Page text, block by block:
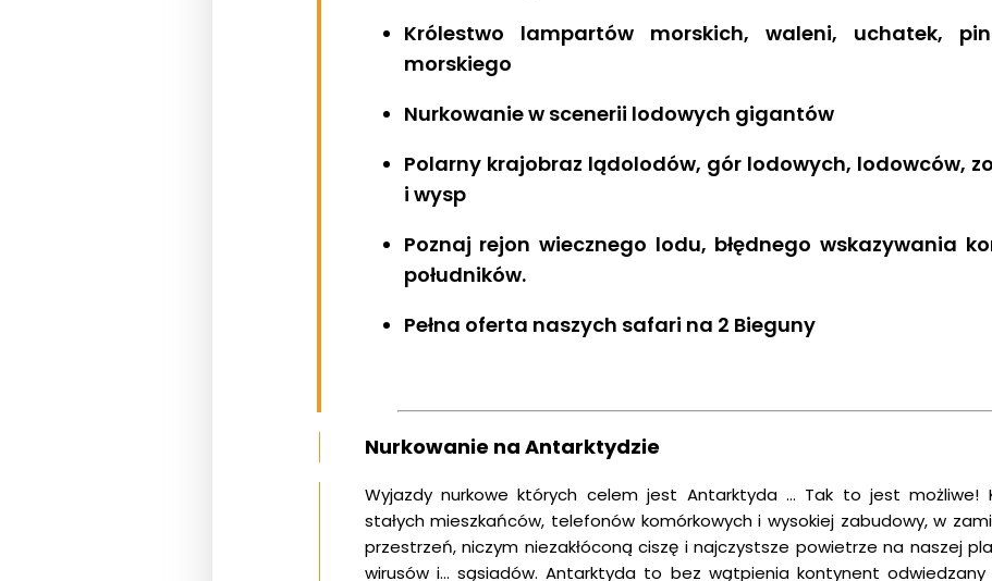
Królestwo lampartów morskich, waleni, uchatek,
morskiego
Nurkowanie w scenerii lodowych gigantów
Polarny krajobraz lądolodów, gór lodowych, lodowców,
i wysp
Poznaj rejon wiecznego lodu, błędnego wskazywania
południków.
Pełna oferta naszych safari na 2 Bieguny
Nurkowanie na Antarktydzie
Wyjazdy nurkowe których celem jest Antarktyda … Tak to jest możliwe!
stałych mieszkańców, telefonów komórkowych i wysokiej zabudowy, w
przestrzeń, niczym niezakłóconą ciszę i najczystsze powietrze na naszej
wirusów i… sąsiadów. Antarktyda to bez wątpienia kontynent odwiedzany